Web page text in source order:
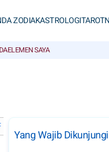
ZODIAKASTROLOGITAROT
ELEMEN SAYA
Bulan di Desember 2027
Yang Wajib